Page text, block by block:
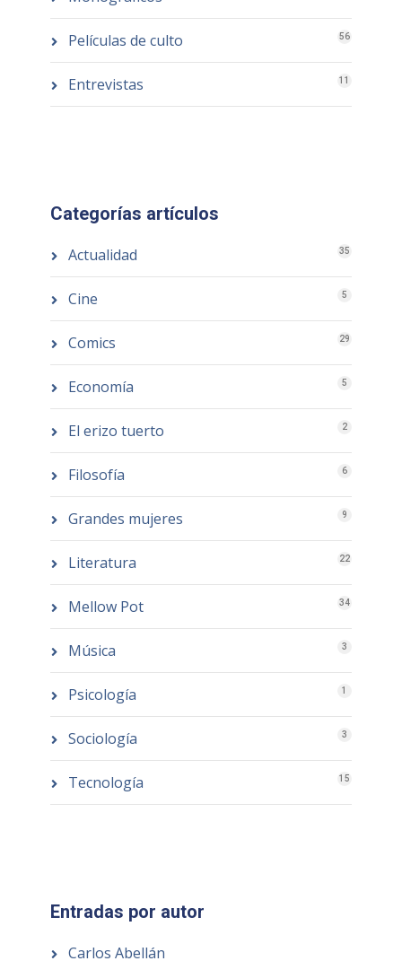
Películas de culto 56
Entrevistas 11
Categorías artículos
Actualidad 35
Cine 5
Comics 29
Economía 5
El erizo tuerto 2
Filosofía 6
Grandes mujeres 9
Literatura 22
Mellow Pot 34
Música 3
Psicología 1
Sociología 3
Tecnología 15
Entradas por autor
Carlos Abellán